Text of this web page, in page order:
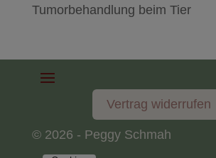
Tumorbehandlung beim Tier
Vertrag widerrufen
© 2026 - Peggy Schmah